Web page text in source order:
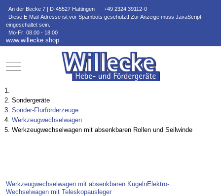
An der Becke 7 | D-45527 Hattingen
+49 2324 39112-0
Diese E-Mail-Adresse ist vor Spambots geschützt! Zur Anzeige muss JavaScript
eingeschaltet sein.
Mo-Fr: 08.00 - 18.00
www.willecke.shop
Mobile Menu Toggle
Sondergeräte
Sonder-Flurförderzeuge
Werkzeugwechselwagen
Werkzeugwechselwagen mit absenkbaren Rollen und Seilwinde
Werkzeugwechselwagen mit absenkbaren KugelnElektro-
Wechselwagen mit Teleskopausleger